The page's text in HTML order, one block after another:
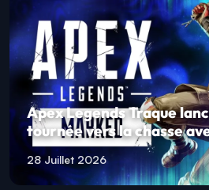
Apex Legends Traque
tournée vers la chasse
28 Juillet 2026